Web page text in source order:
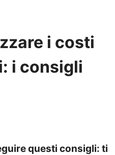
i costi
i consigli
questi consigli: ti